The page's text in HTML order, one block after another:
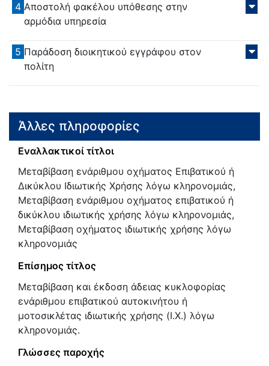
4 Αποστολή φακέλου υπόθεσης στην
αρμόδια υπηρεσία
5 Παράδοση διοικητικού εγγράφου στον
πολίτη
Άλλες πληροφορίες
Εναλλακτικοί τίτλοι
Μεταβίβαση ενάριθμου οχήματος Επιβατικού ή
Δικύκλου Ιδιωτικής Χρήσης λόγω κληρονομιάς,
Μεταβίβαση ενάριθμου οχήματος επιβατικού ή
δικύκλου ιδιωτικής χρήσης λόγω κληρονομιάς,
Μεταβίβαση οχήματος ιδιωτικής χρήσης λόγω
κληρονομιάς
Επίσημος τίτλος
Μεταβίβαση και έκδοση άδειας κυκλοφορίας
ενάριθμου επιβατικού αυτοκινήτου ή
μοτοσικλέτας ιδιωτικής χρήσης (Ι.Χ.) λόγω
κληρονομιάς.
Γλώσσες παροχής